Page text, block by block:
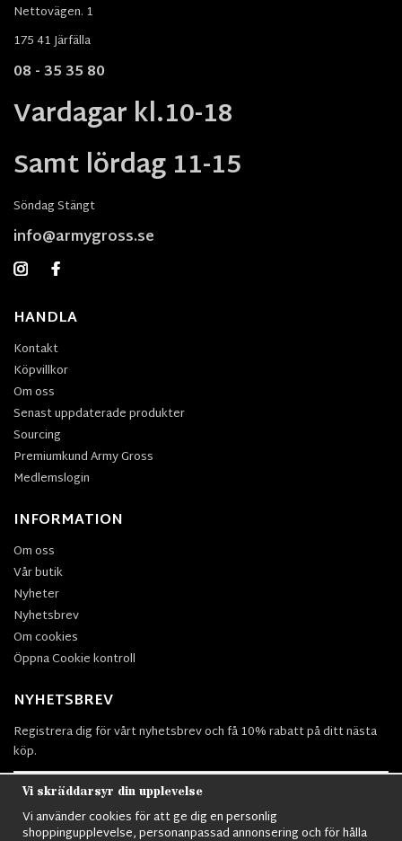
Nettovägen. 1
175 41 Järfälla
08 - 35 35 80
Vardagar kl.10-18
Samt lördag 11-15
Söndag Stängt
info@armygross.se
HANDLA
Kontakt
Köpvillkor
Om oss
Senast uppdaterade produkter
Sourcing
Premiumkund Army Gross
Medlemslogin
INFORMATION
Om oss
Vår butik
Nyheter
Nyhetsbrev
Om cookies
Öppna Cookie kontroll
NYHETSBREV
Registrera dig för vårt nyhetsbrev och få 10% rabatt på ditt nästa
köp.
Prenumerera
Vi skräddarsyr din upplevelse
Vi använder cookies för att ge dig en personlig
shoppingupplevelse, personanpassad annonsering och för hålla